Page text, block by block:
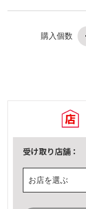
購入個数
受け取り店舗：
お店を選ぶ